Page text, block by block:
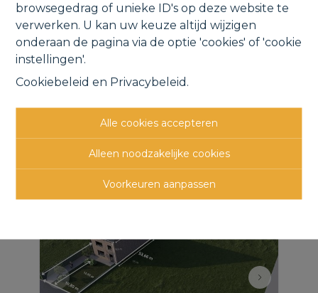
browsegedrag of unieke ID's op deze website te
verwerken. U kan uw keuze altijd wijzigen
onderaan de pagina via de optie 'cookies' of 'cookie
instellingen'.
Cookiebeleid en Privacybeleid .
Alle cookies accepteren
Alleen noodzakelijke cookies
Voorkeuren aanpassen
Vorige Lijst Volgende
Andere interessante
panden